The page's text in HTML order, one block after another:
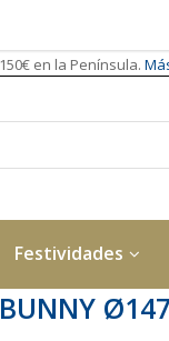
en la Península.
Festividades
Ø147